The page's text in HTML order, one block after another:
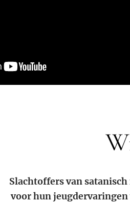
Slachtoffers van
voor hun